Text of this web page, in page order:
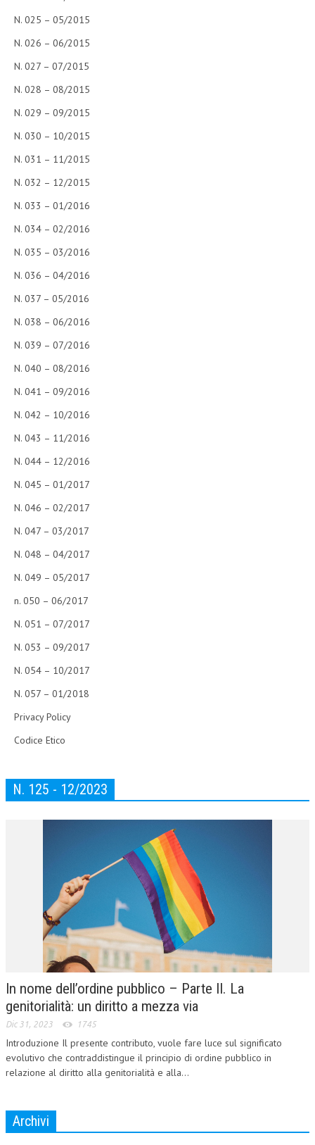
N. 025 – 05/2015
N. 026 – 06/2015
N. 027 – 07/2015
N. 028 – 08/2015
N. 029 – 09/2015
N. 030 – 10/2015
N. 031 – 11/2015
N. 032 – 12/2015
N. 033 – 01/2016
N. 034 – 02/2016
N. 035 – 03/2016
N. 036 – 04/2016
N. 037 – 05/2016
N. 038 – 06/2016
N. 039 – 07/2016
N. 040 – 08/2016
N. 041 – 09/2016
N. 042 – 10/2016
N. 043 – 11/2016
N. 044 – 12/2016
N. 045 – 01/2017
N. 046 – 02/2017
N. 047 – 03/2017
N. 048 – 04/2017
N. 049 – 05/2017
n. 050 – 06/2017
N. 051 – 07/2017
N. 053 – 09/2017
N. 054 – 10/2017
N. 057 – 01/2018
Privacy Policy
Codice Etico
N. 125 - 12/2023
In nome dell’ordine pubblico – Parte II. La
genitorialità: un diritto a mezza via
Dic 31, 2023 1745
Introduzione Il presente contributo, vuole fare luce sul significato
evolutivo che contraddistingue il principio di ordine pubblico in
relazione al diritto alla genitorialità e alla...
Archivi